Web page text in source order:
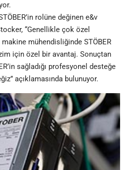
rolüne değinen e&v
“Genellikle çok özel
mühendisliğinde STÖBER
için özel bir avantaj. Sonuçtan
sağladığı profesyonel desteğe
açıklamasında bulunuyor.